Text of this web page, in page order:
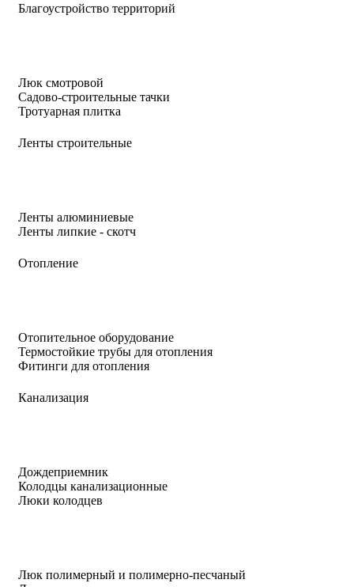
Благоустройство территорий
Люк смотровой
Садово-строительные тачки
Тротуарная плитка
Ленты строительные
Ленты алюминиевые
Ленты липкие - скотч
Отопление
Отопительное оборудование
Термостойкие трубы для отопления
Фитинги для отопления
Канализация
Дождеприемник
Колодцы канализационные
Люки колодцев
Люк полимерный и полимерно-песчаный